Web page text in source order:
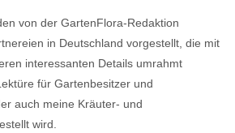
von der GartenFlora-Redaktion
in Deutschland vorgestellt, die mit
interessanten Details umrahmt
für Gartenbesitzer und
auch meine Kräuter- und
wird.